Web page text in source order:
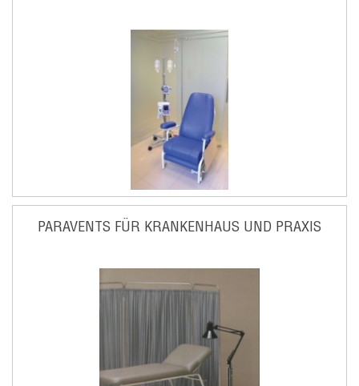
PARAVENTS FÜR KRANKENHAUS UND PRAXIS